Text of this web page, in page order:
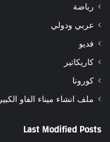
رياضة
عربي ودولي
فديو
كاريكاتير
كورونا
ملف انشاء ميناء الفاو الكبير
Last Modified Posts